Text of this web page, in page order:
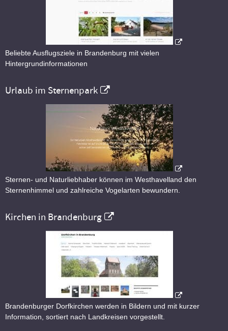
Beliebte Ausflugsziele in Brandenburg mit vielen
Hintergrundinformationen
Urlaub im Sternenpark
Sternen- und Naturliebhaber können im Westhavelland den
Sternenhimmel und zahlreiche Vogelarten bewundern.
Kirchen in Brandenburg
Brandenburger Dorfkirchen werden in Bildern und mit kurzer
Information, sortiert nach Landkreisen vorgestellt.